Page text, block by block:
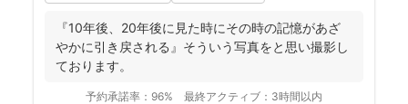
『10年後、20年後に見た時にその時の記憶があざ
やかに引き戻される』そういう写真をと思い撮影し
ております。
予約承諾率： 96% 最終アクティブ： 3時間以内